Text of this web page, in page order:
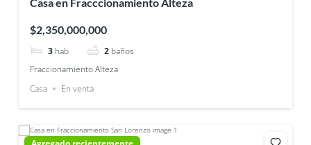
Casa en Fracccionamiento Alteza
$2,350,000,000
3 hab 2 baños
Fraccionamiento Alteza
Casa
En venta